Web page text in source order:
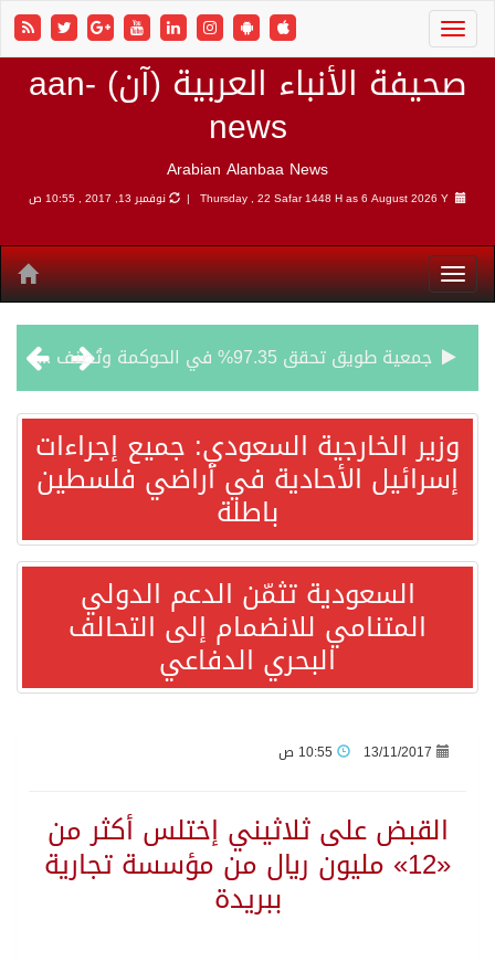
صحيفة الأنباء العربية (آن) aan-
news
Arabian Alanbaa News
Thursday , 22 Safar 1448 H as6 August 2026 Y | نوفمبر 13, 2017 , 10:55 ص
جمعية طويق تحقق 97.35% في الحوكمة وتُصنف ضمن الكيانات متناهية الكبر وتحصد شهادة الآيزو للعام الثالث على التوالي
“الفرصة الأخيرة”.. ترامب: المحادثات مع إيران جارية الآن
ورقة بحثية: التحالف البحري الدفاعي بقيادة الرياض يعيد صياغة مفهوم أمن البحار
انطلاق المرحلة الأولى من مقابلات متطوعي كأس آسيا السعودية 2027 في الخبر
ترامب: الأمير محمد بن سلمان يفضل الحوار بخصوص إيران لخفض التصعيد
وزير الخارجية السعودي: جميع إجراءات
إسرائيل الأحادية في أراضي فلسطين
باطلة
السعودية تثمّن الدعم الدولي
المتنامي للانضمام إلى التحالف
البحري الدفاعي
13/11/2017
القبض على ثلاثيني إختلس أكثر من
«12» مليون ريال من مؤسسة تجارية
ببريدة